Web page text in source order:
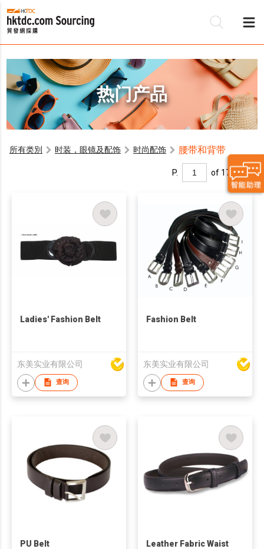
热门产品
所有类別 时装，眼镜及配饰 时尚配饰 腰带和背带
P. of 17
Ladies' Fashion Belt
东美实业有限公司
查询
Fashion Belt
东美实业有限公司
查询
PU Belt
Leather Fabric Waist